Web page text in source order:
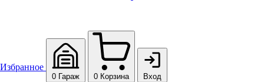
Избранное
0 Гараж 0 Корзина Вход